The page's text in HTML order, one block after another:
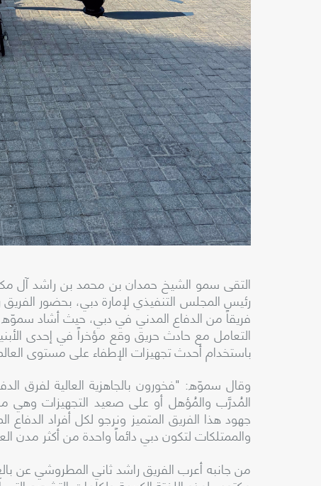
التقى سمو الشيخ حمدان بن محمد بن راشد آل
رئيس المجلس التنفيذي لإمارة دبي، بحضور
فريقاً من الدفاع المدني في دبي، حيث أشاد سموّه
التعامل مع حادث حريق وقع مؤخراً في إحدى
باستخدام أحدث تجهيزات الإطفاء على مستوى
وقال سموّه: "فخورون بالجاهزية العالية لفرق
المُدرَّب والمُؤهل أو على صعيد التجهيزات وهي
جهود هذا الفريق المتميز ونرجو لكل أفراد
والممتلكات لتكون دبي دائماً واحدة من أكثر مدن
من جانبه أعرب الفريق راشد ثاني المطروشي عن